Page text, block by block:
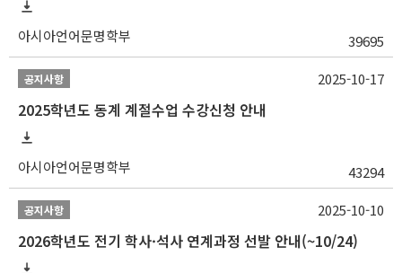
아시아언어문명학부 39695
공지사항
2025학년도 동계 계절수업 수강신청 안내
아시아언어문명학부 43294
2025-10-17
공지사항
2026학년도 전기 학사·석사 연계과정 선발 안내(~10/24)
2025-10-10